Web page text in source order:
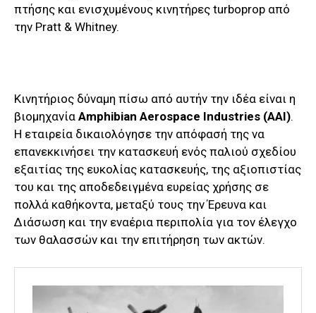
πτήσης και ενισχυμένους κινητήρες turboprop από
την Pratt & Whitney.
Κινητήριος δύναμη πίσω από αυτήν την ιδέα είναι η
βιομηχανία Amphibian Aerospace Industries (AAI).
Η εταιρεία δικαιολόγησε την απόφασή της να
επανεκκινήσει την κατασκευή ενός παλιού σχεδίου
εξαιτίας της ευκολίας κατασκευής, της αξιοπιστίας
του και της αποδεδειγμένα ευρείας χρήσης σε
πολλά καθήκοντα, μεταξύ τους την Έρευνα και
Διάσωση και την εναέρια περιπολία για τον έλεγχο
των θαλασσών και την επιτήρηση των ακτών.